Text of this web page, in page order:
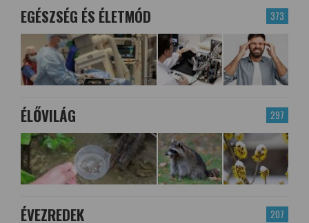
373
EGÉSZSÉG ÉS ÉLETMÓD
297
ÉLŐVILÁG
207
ÉVEZREDEK